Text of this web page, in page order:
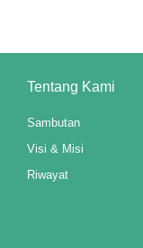
panel
panel
Tentang Kami
Sambutan
Visi & Misi
Riwayat